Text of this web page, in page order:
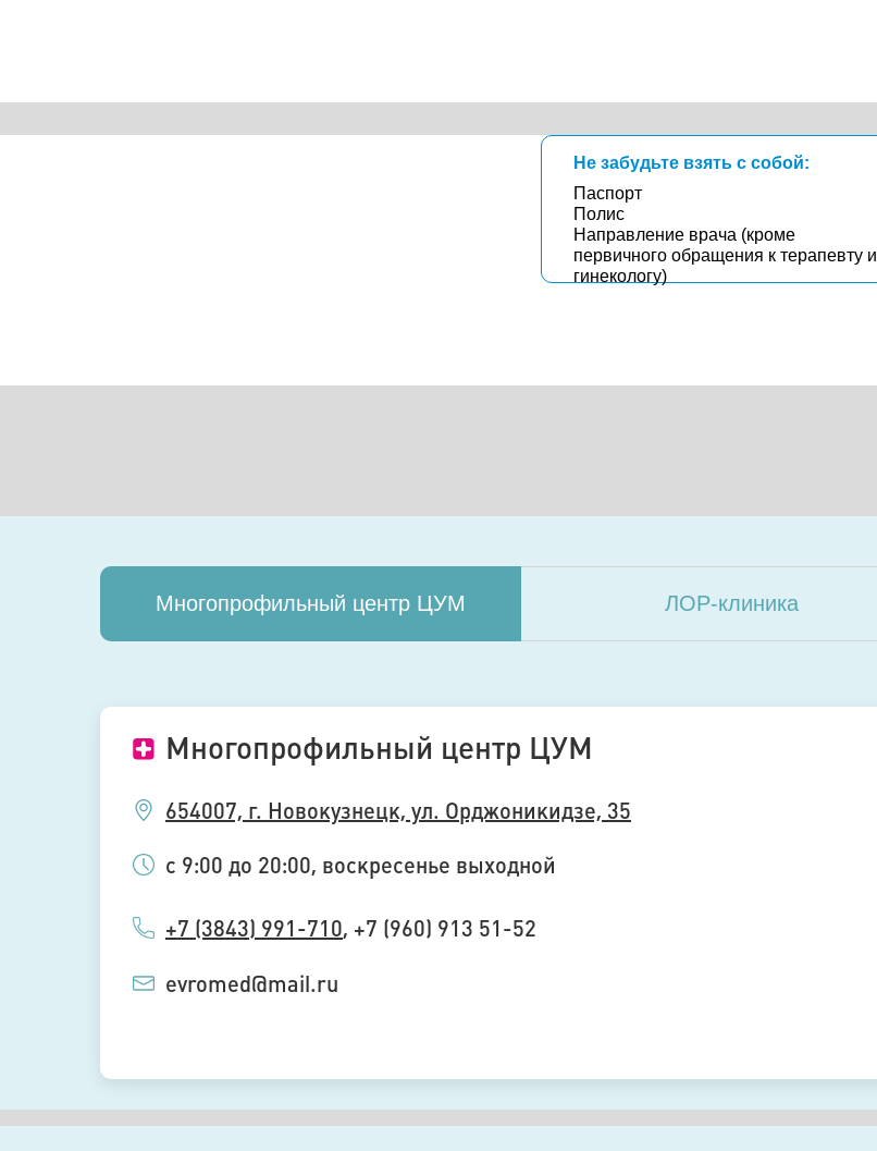
Паспорт
Полис
Направление врача (кроме
первичного обращения к терапевту и
гинекологу)
Не забудьте взять с собой:
Многопрофильный центр ЦУМ ЛОР-клиника
Многопрофильный центр ЦУМ
654007, г. Новокузнецк, ул. Орджоникидзе, 35
с 9:00 до 20:00, воскресенье выходной
+7 (3843) 991-710, +7 (960) 913 51-52
evromed@mail.ru